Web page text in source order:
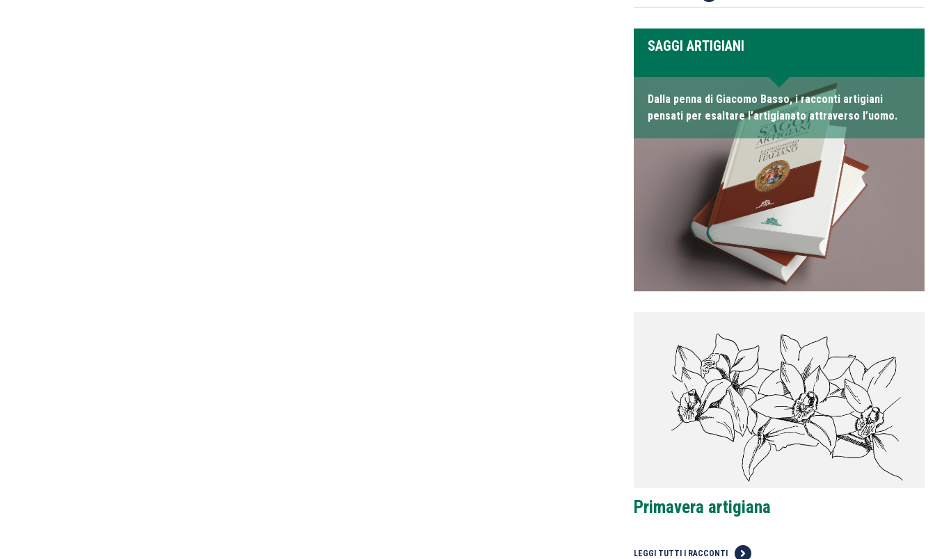
SAGGI ARTIGIANI
Dalla penna di Giacomo Basso, i racconti artigiani
pensati per esaltare l’artigianato attraverso l’uomo.
Primavera artigiana
LEGGI TUTTI I RACCONTI